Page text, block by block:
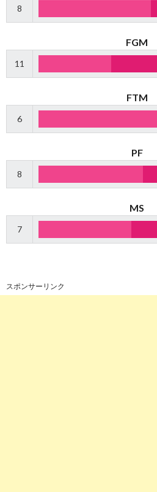
8
FGM
11
FTM
6
PF
8
MS
7
スポンサーリンク